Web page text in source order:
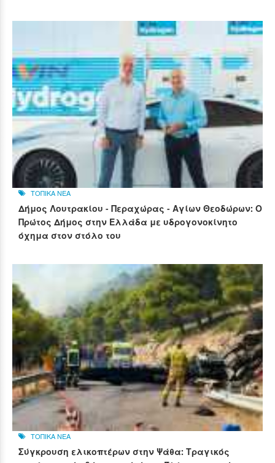
ΤΟΠΙΚΑ ΝΕΑ
Δήμος Λουτρακίου - Περαχώρας - Αγίων Θεοδώρων: Ο
Πρώτος Δήμος στην Ελλάδα με υδρογονοκίνητο
όχημα στον στόλο του
ΤΟΠΙΚΑ ΝΕΑ
Σύγκρουση ελικοπτέρων στην Ψάθα: Τραγικός